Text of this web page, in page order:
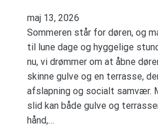
maj 13, 2026
Sommeren står for døren, og
til lune dage og hyggelige
nu, vi drømmer om at åbne
skinne gulve og en terrasse,
afslapning og socialt samvær.
slid kan både gulve og
hånd,…